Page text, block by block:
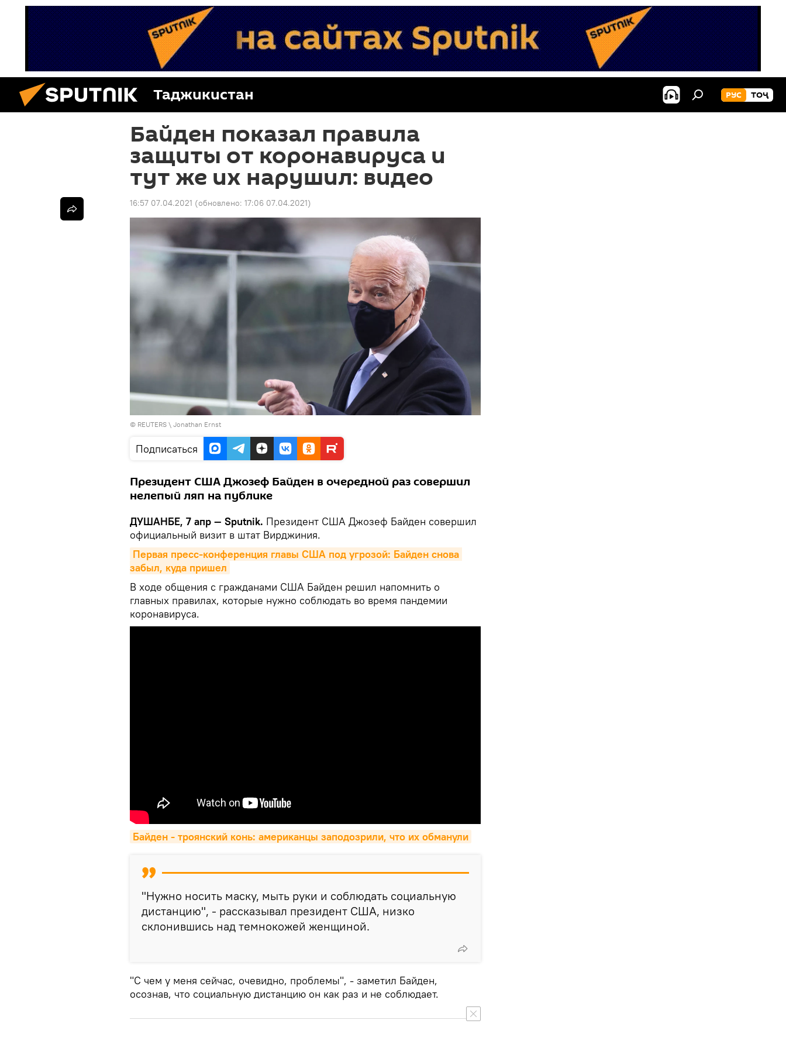
Таджикистан РУС ТОҶ
Байден показал правила
защиты от коронавируса и
тут же их нарушил: видео
16:57 07.04.2021 (обновлено: 17:06 07.04.2021)
© REUTERS \ Jonathan Ernst
Подписаться
Президент США Джозеф Байден в очередной раз совершил
нелепый ляп на публике
ДУШАНБЕ, 7 апр — Sputnik. Президент США Джозеф Байден совершил
официальный визит в штат Вирджиния.
Первая пресс-конференция главы США под угрозой: Байден снова
забыл, куда пришел
В ходе общения с гражданами США Байден решил напомнить о
главных правилах, которые нужно соблюдать во время пандемии
коронавируса.
Байден - троянский конь: американцы заподозрили, что их обманули
"Нужно носить маску, мыть руки и соблюдать социальную
дистанцию", - рассказывал президент США, низко
склонившись над темнокожей женщиной.
"С чем у меня сейчас, очевидно, проблемы", - заметил Байден,
осознав, что социальную дистанцию он как раз и не соблюдает.